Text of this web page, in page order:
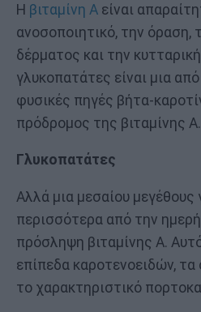
Η βιταμίνη Α είναι
ανοσοποιητικό, την όραση,
δέρματος και την
γλυκοπατάτες είναι μια
φυσικές πηγές βήτα-
πρόδρομος της βιταμίνης Α.
Γλυκοπατάτες
Αλλά μια μεσαίου
περισσότερα από την
πρόσληψη βιταμίνης Α.
επίπεδα καροτενοειδών,
το χαρακτηριστικό